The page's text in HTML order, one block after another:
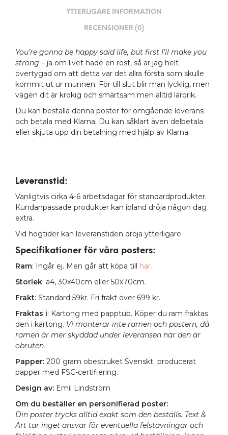
YTTERLIGARE INFORMATION
RECENSIONER (0)
You’re gonna be happy said life, but first I’ll make you
strong – ja om livet hade en röst, så är jag helt
övertygad om att detta var det allra första som skulle
kommit ut ur munnen. För till slut blir man lycklig, men
vägen dit är krokig och smärtsam men alltid lärorik.
Du kan beställa denna poster för omgående leverans
och betala med Klarna. Du kan såklart även delbetala
eller skjuta upp din betalning med hjälp av Klarna.
Leveranstid:
Vanligtvis cirka 4-6 arbetsdagar för standardprodukter.
Kundanpassade produkter kan ibland dröja någon dag
extra.
Vid högtider kan leveranstiden dröja ytterligare.
Specifikationer för våra posters:
Ram: Ingår ej. Men går att köpa till här.
Storlek: a4, 30x40cm eller 50x70cm.
Frakt: Standard 59kr. Fri frakt över 699 kr.
Fraktas i: Kartong med papptub. Köper du ram fraktas
den i kartong. Vi monterar inte ramen och postern, då
ramen är mer skyddad under leveransen när den är
obruten.
Papper: 200 gram obestruket Svenskt producerat
papper med FSC-certifiering.
Design av: Emil Lindström
Om du beställer en personifierad poster:
Din poster trycks alltid exakt som den beställs. Text &
Art tar inget ansvar för eventuella felstavningar och